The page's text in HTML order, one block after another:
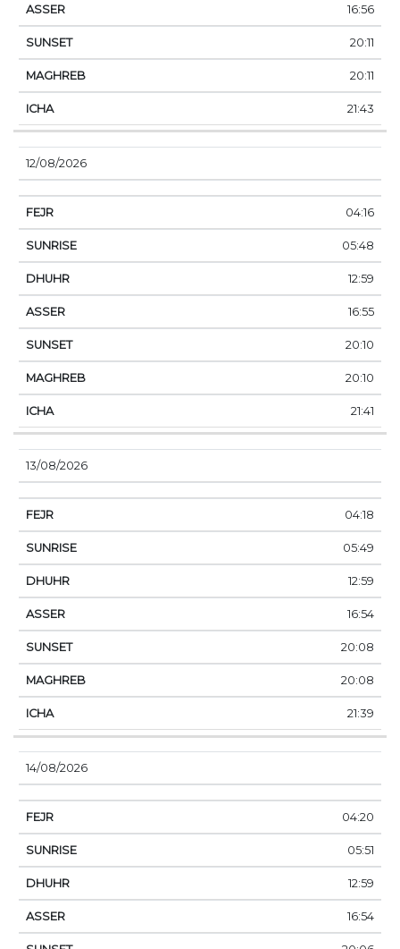
16:56
20:11
20:11
21:43
12/08/2026
04:16
05:48
12:59
16:55
20:10
20:10
21:41
13/08/2026
04:18
05:49
12:59
16:54
20:08
20:08
21:39
14/08/2026
04:20
05:51
12:59
16:54